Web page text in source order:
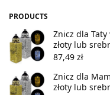
PRODUCTS
Znicz dla Taty
złoty lub
87,49 zł
Znicz dla
złoty lub